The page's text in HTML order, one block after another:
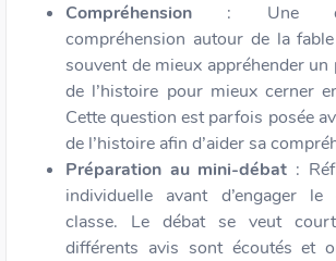
Compréhension : Une
compréhension autour de la
souvent de mieux appréhender
de l’histoire pour mieux cerner
Cette question est parfois posée
de l’histoire afin d’aider sa
Préparation au mini-débat :
individuelle avant d’engager
classe. Le débat se veut
différents avis sont écoutés et